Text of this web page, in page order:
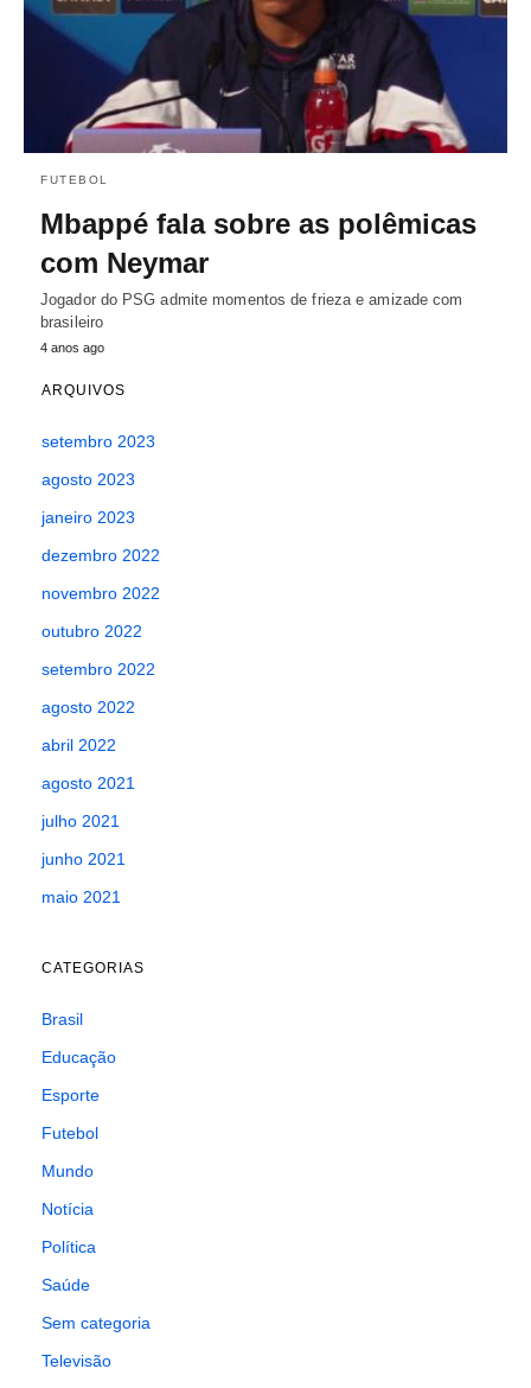
FUTEBOL
Mbappé fala sobre as polêmicas
com Neymar
Jogador do PSG admite momentos de frieza e amizade com
brasileiro
4 anos ago
ARQUIVOS
setembro 2023
agosto 2023
janeiro 2023
dezembro 2022
novembro 2022
outubro 2022
setembro 2022
agosto 2022
abril 2022
agosto 2021
julho 2021
junho 2021
maio 2021
CATEGORIAS
Brasil
Educação
Esporte
Futebol
Mundo
Notícia
Política
Saúde
Sem categoria
Televisão